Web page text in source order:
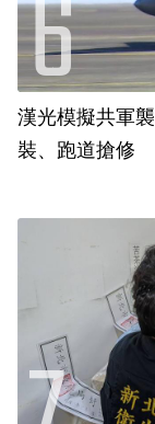
漢光模擬共軍
裝、跑道搶修